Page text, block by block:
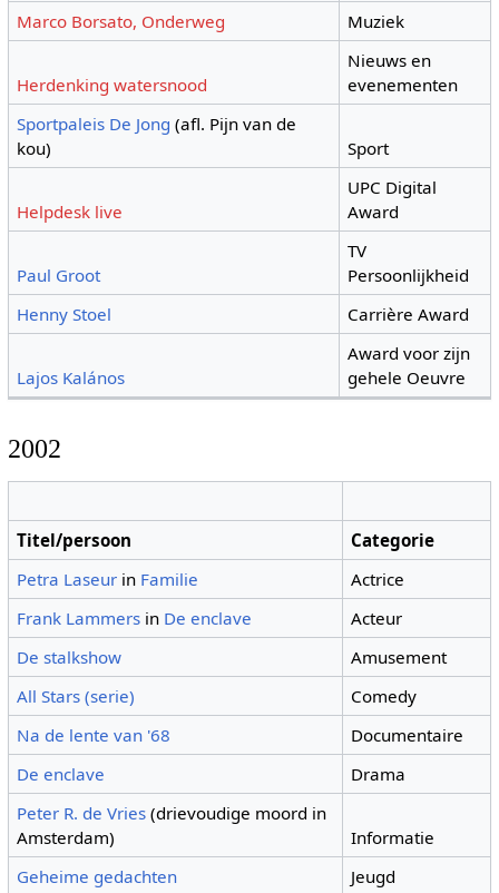
Marco Borsato, Onderweg Muziek
Herdenking watersnood
Nieuws en
evenementen
Sportpaleis De Jong (afl. Pijn van de
kou)
Sport
Helpdesk live
UPC Digital
Award
Paul Groot
TV
Persoonlijkheid
Henny Stoel
Carrière Award
Lajos Kalános
Award voor zijn
gehele Oeuvre
2002
Titel/persoon
Categorie
Petra Laseur in Familie
Actrice
Frank Lammers in De enclave
Acteur
De stalkshow
Amusement
All Stars (serie)
Comedy
Na de lente van '68
Documentaire
De enclave
Drama
Peter R. de Vries (drievoudige moord in
Amsterdam)
Informatie
Geheime gedachten
Jeugd